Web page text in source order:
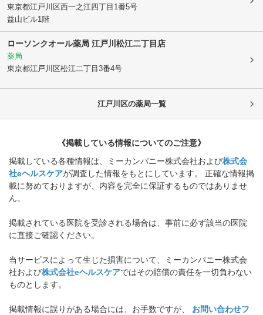
東京都江戸川区西一之江四丁目1番5号
益山ビル1階
ローソンクオール薬局 江戸川松江二丁目店
薬局
東京都江戸川区松江二丁目3番4号
江戸川区の薬局一覧
《掲載している情報についてのご注意》
掲載している各種情報は、ミーカンパニー株式会社および株式会
社eヘルスケアが調査した情報をもとにしています。 正確な情報掲
載に努めておりますが、内容を完全に保証するものではありませ
ん。
掲載されている医院を受診される場合は、事前に必ず該当の医院
に直接ご確認ください。
当サービスによって生じた損害について、ミーカンパニー株式会
社および株式会社eヘルスケアではその賠償の責任を一切負わない
ものとします。
掲載情報に誤りがある場合には、お手数ですが、
お問い合わせフ